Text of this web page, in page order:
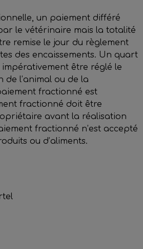
un paiement différé
le vétérinaire mais la totalité
remise le jour du règlement
des encaissements. Un quart
être réglé le
de l’animal ou de la
fractionné est
fractionné doit être
avant la réalisation
fractionné n’est accepté
ou d’aliments.